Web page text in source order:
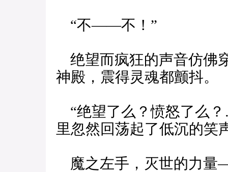
“不——不！”
绝望而疯狂的声音仿佛
神殿，震得灵魂都颤抖。
“绝望了么？愤怒了么
里忽然回荡起了低沉的
魔之左手，灭世的力量